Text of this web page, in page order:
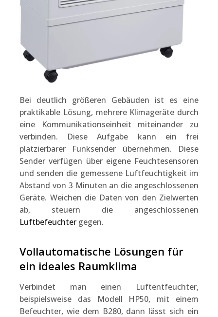
Bei deutlich größeren Gebäuden ist es eine
praktikable Lösung, mehrere Klimageräte durch
eine Kommunikationseinheit miteinander zu
verbinden. Diese Aufgabe kann ein frei
platzierbarer Funksender übernehmen. Diese
Sender verfügen über eigene Feuchtesensoren
und senden die gemessene Luftfeuchtigkeit im
Abstand von 3 Minuten an die angeschlossenen
Geräte. Weichen die Daten von den Zielwerten
ab, steuern die angeschlossenen
Luftbefeuchter gegen.
Vollautomatische Lösungen für
ein ideales Raumklima
Verbindet man einen Luftentfeuchter,
beispielsweise das Modell HP50, mit einem
Befeuchter, wie dem B280, dann lässt sich ein